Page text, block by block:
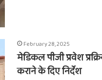
February 28, 2025
मेडिकल पीजी प्रवेश
कराने के दिए निर्देश